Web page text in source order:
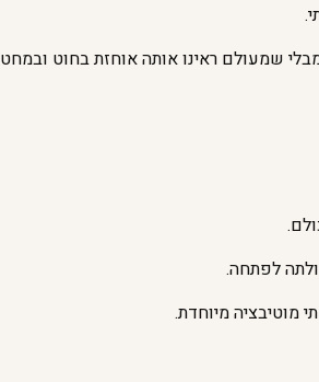
שמעולם ראינו אותה אוחזת בחוט ובמחט
לפתחה.
מוטיבציה מיוחדת.